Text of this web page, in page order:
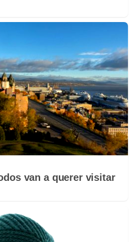
van a querer visitar